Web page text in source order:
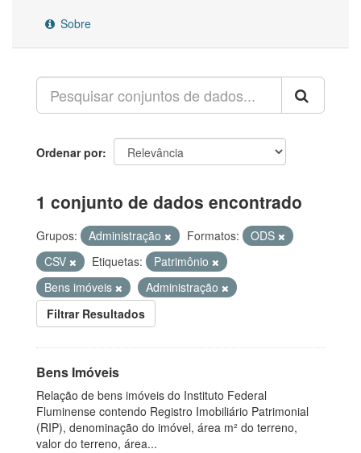
Sobre
Ordenar por
1 conjunto de dados encontrado
Grupos: Administração Formatos:
ODS
CSV
Etiquetas:
Patrimônio
Bens imóveis
Administração
Filtrar Resultados
Bens Imóveis
Relação de bens imóveis do Instituto Federal
Fluminense contendo Registro Imobiliário Patrimonial
(RIP), denominação do imóvel, área m² do terreno,
valor do terreno, área...